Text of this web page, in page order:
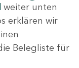
weiter unten
erklären wir
Belegliste für